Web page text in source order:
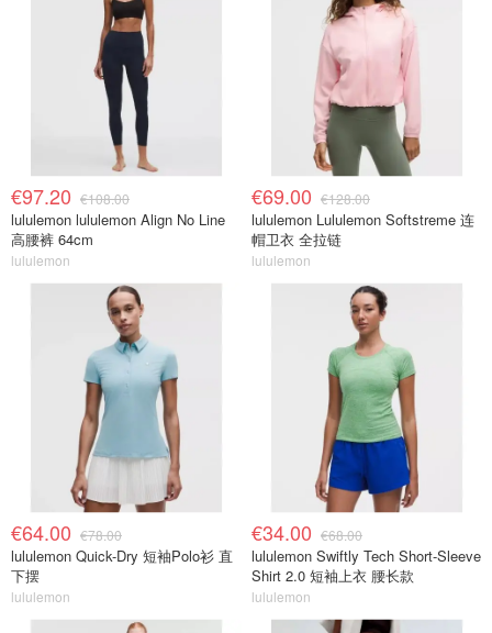
€97.20 €108.00
lululemon lululemon Align No Line
高腰裤 64cm
lululemon
€69.00 €128.00
lululemon Lululemon Softstreme 连
帽卫衣 全拉链
lululemon
€64.00 €78.00
lululemon Quick-Dry 短袖Polo衫 直
下摆
lululemon
€34.00 €68.00
lululemon Swiftly Tech Short-Sleeve
Shirt 2.0 短袖上衣 腰长款
lululemon